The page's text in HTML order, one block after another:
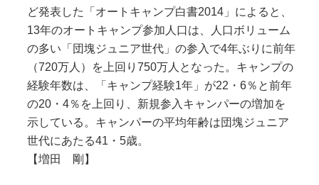
ど発表した「オートキャンプ白書2014」によると、
13年のオートキャンプ参加人口は、人口ボリューム
の多い「団塊ジュニア世代」の参入で4年ぶりに前年
（720万人）を上回り750万人となった。キャンプの
経験年数は、「キャンプ経験1年」が22・6％と前年
の20・4％を上回り、新規参入キャンパーの増加を
示している。キャンパーの平均年齢は団塊ジュニア
世代にあたる41・5歳。
【増田 剛】